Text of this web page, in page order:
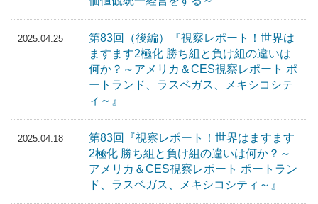
2025.04.25
第83回（後編）『視察レポート！世界は
ますます2極化 勝ち組と負け組の違いは
何か？～アメリカ＆CES視察レポート ポ
ートランド、ラスベガス、メキシコシテ
ィ～』
2025.04.18
第83回『視察レポート！世界はますます
2極化 勝ち組と負け組の違いは何か？～
アメリカ＆CES視察レポート ポートラン
ド、ラスベガス、メキシコシティ～』